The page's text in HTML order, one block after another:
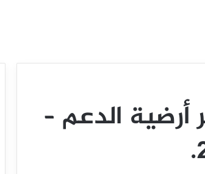
الدعم –